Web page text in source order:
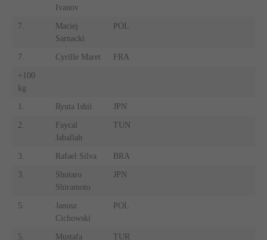
Ivanov
7.
Maciej
Sarnacki
POL
7. Cyrille Maret FRA
+100
kg
1. Ryuta Ishii JPN
2.
Faycal
Jaballah
TUN
3. Rafael Silva BRA
3.
Shutaro
Shiramoto
JPN
5.
Janusz
Cichowski
POL
5. Mustafa TUR